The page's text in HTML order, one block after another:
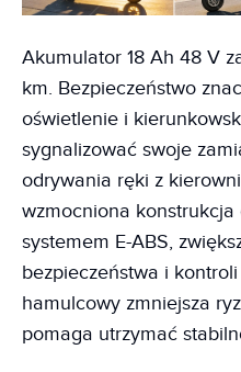
Akumulator 18 Ah 48 V
km. Bezpieczeństwo
oświetlenie i
sygnalizować swoje
odrywania ręki z
wzmocniona
systemem E-ABS,
bezpieczeństwa i
hamulcowy zmniejsza
pomaga utrzymać